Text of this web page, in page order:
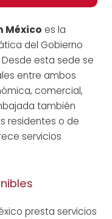
México es la
del Gobierno
esta sede se
entre ambos
comercial,
también
residentes o de
servicios
presta servicios